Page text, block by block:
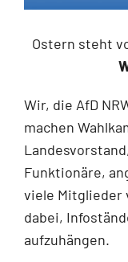
Ostern steht
Wir, die AfD
machen
Funktionäre,
viele Mitglieder
dabei,
aufzuhängen.